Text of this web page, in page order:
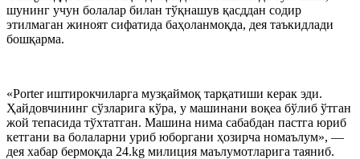
шунинг учун болалар билан тўқнашув қасддан содир
этилмаган жиноят сифатида баҳоланмоқда, дея таъкидлади
бошқарма.
«Porter иштирокчиларга музқаймоқ тарқатиши керак эди.
Ҳайдовчининг сўзларига кўра, у машинани воқеа бўлиб ўтган
жой тепасида тўхтатган. Машина нима сабабдан пастга юриб
кетгани ва болаларни уриб юборгани ҳозирча номаълум», —
дея хабар бермоқда 24.kg милиция маълумотларига таяниб.